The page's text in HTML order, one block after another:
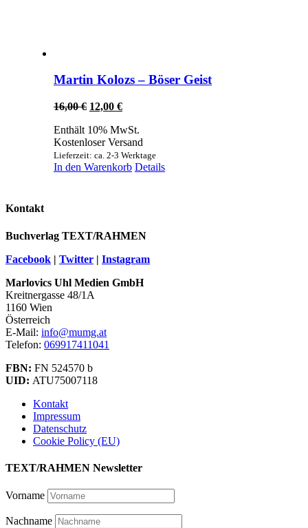
Martin Kolozs – Böser Geist
16,00€ Ursprünglicher
war:
16,00 €
12,00 €Aktueller
ist:
12,00 €.
Enthält 10% MwSt.
Kostenloser Versand
Lieferzeit: ca. 2-3 Werktage
In den Warenkorb Details
Kontakt
Buchverlag TEXT/RAHMEN
Facebook | Twitter | Instagram
Marlovics Uhl Medien GmbH
Kreitnergasse 48/1A
1160 Wien
Österreich
E-Mail: info@mumg.at
Telefon: 069917411041
FBN: FN 524570 b
UID: ATU75007118
Kontakt
Impressum
Datenschutz
Cookie Policy (EU)
TEXT/RAHMEN Newsletter
Vorname
Nachname